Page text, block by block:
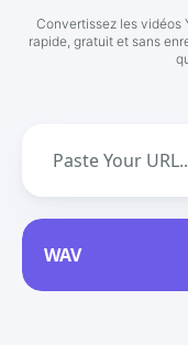
Convertissez les vidéos
rapide, gratuit et sans